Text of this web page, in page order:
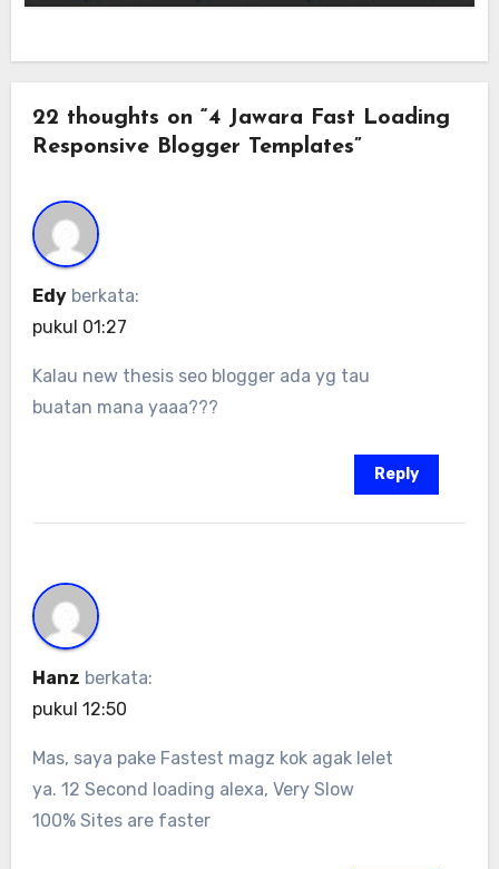
22 thoughts on “4 Jawara Fast Loading
Responsive Blogger Templates”
Edy berkata:
pukul 01:27
Kalau new thesis seo blogger ada yg tau
buatan mana yaaa???
Reply
Hanz berkata:
pukul 12:50
Mas, saya pake Fastest magz kok agak lelet
ya. 12 Second loading alexa, Very Slow
100% Sites are faster